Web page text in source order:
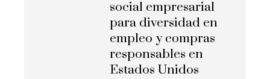
social empresarial
para diversidad en
empleo y compras
responsables en
Estados Unidos